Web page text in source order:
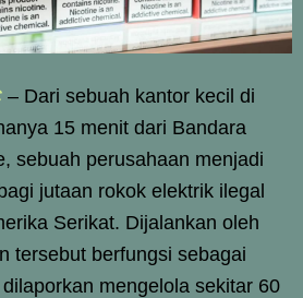
– Dari sebuah kantor kecil di
15 menit dari Bandara
sebuah perusahaan menjadi
jutaan rokok elektrik ilegal
Serikat. Dijalankan oleh
tersebut berfungsi sebagai
mengelola sekitar 60